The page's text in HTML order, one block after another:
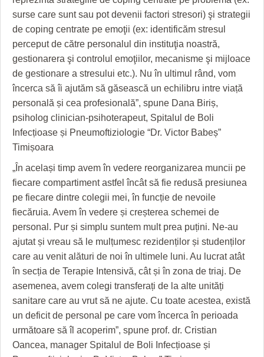
surse care sunt sau pot devenii factori stresori) şi strategii
de coping centrate pe emoţii (ex: identificăm stresul
perceput de către personalul din instituţia noastră,
gestionarera şi controlul emoţiilor, mecanisme şi mijloace
de gestionare a stresului etc.). Nu în ultimul rând, vom
încerca să îi ajutăm să găsească un echilibru intre viață
personală și cea profesională”, spune Dana Biriș,
psiholog clinician-psihoterapeut, Spitalul de Boli
Infecțioase și Pneumoftiziologie “Dr. Victor Babeș”
Timișoara
„În același timp avem în vedere reorganizarea muncii pe
fiecare compartiment astfel încât să fie redusă presiunea
pe fiecare dintre colegii mei, în funcție de nevoile
fiecăruia. Avem în vedere și creșterea schemei de
personal. Pur și simplu suntem mult prea puțini. Ne-au
ajutat și vreau să le mulțumesc rezidenților și studenților
care au venit alături de noi în ultimele luni. Au lucrat atât
în secția de Terapie Intensivă, cât și în zona de triaj. De
asemenea, avem colegi transferați de la alte unități
sanitare care au vrut să ne ajute. Cu toate acestea, există
un deficit de personal pe care vom încerca în perioada
următoare să îl acoperim”, spune prof. dr. Cristian
Oancea, manager Spitalul de Boli Infecțioase și